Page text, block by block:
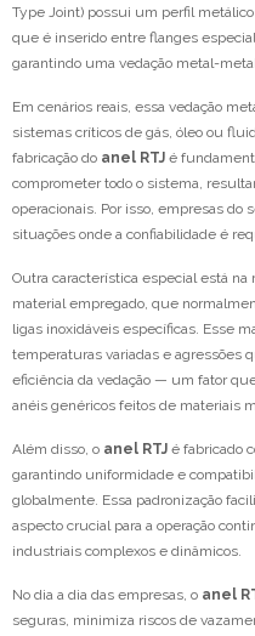
Type Joint) possui um perfil
que é inserido entre flanges
garantindo uma vedação metal-
Em cenários reais, essa vedação
sistemas críticos de gás, óleo ou
fabricação do anel RTJ é
comprometer todo o sistema,
operacionais. Por isso, empresas do
situações onde a confiabilidade é
Outra característica especial está
material empregado, que
ligas inoxidáveis específicas. Esse
temperaturas variadas e agressões
eficiência da vedação — um fator
anéis genéricos feitos de materiais
Além disso, o anel RTJ é fabricado
garantindo uniformidade e
globalmente. Essa padronização
aspecto crucial para a operação
industriais complexos e dinâmicos.
No dia a dia das empresas, o anel
seguras, minimiza riscos de